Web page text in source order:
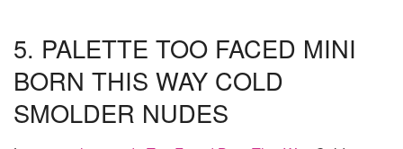
5. PALETTE TOO FACED MINI
BORN THIS WAY COLD
SMOLDER NUDES